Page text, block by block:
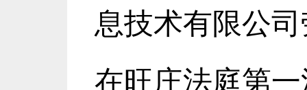
息技术有限公
在旺庄法庭第